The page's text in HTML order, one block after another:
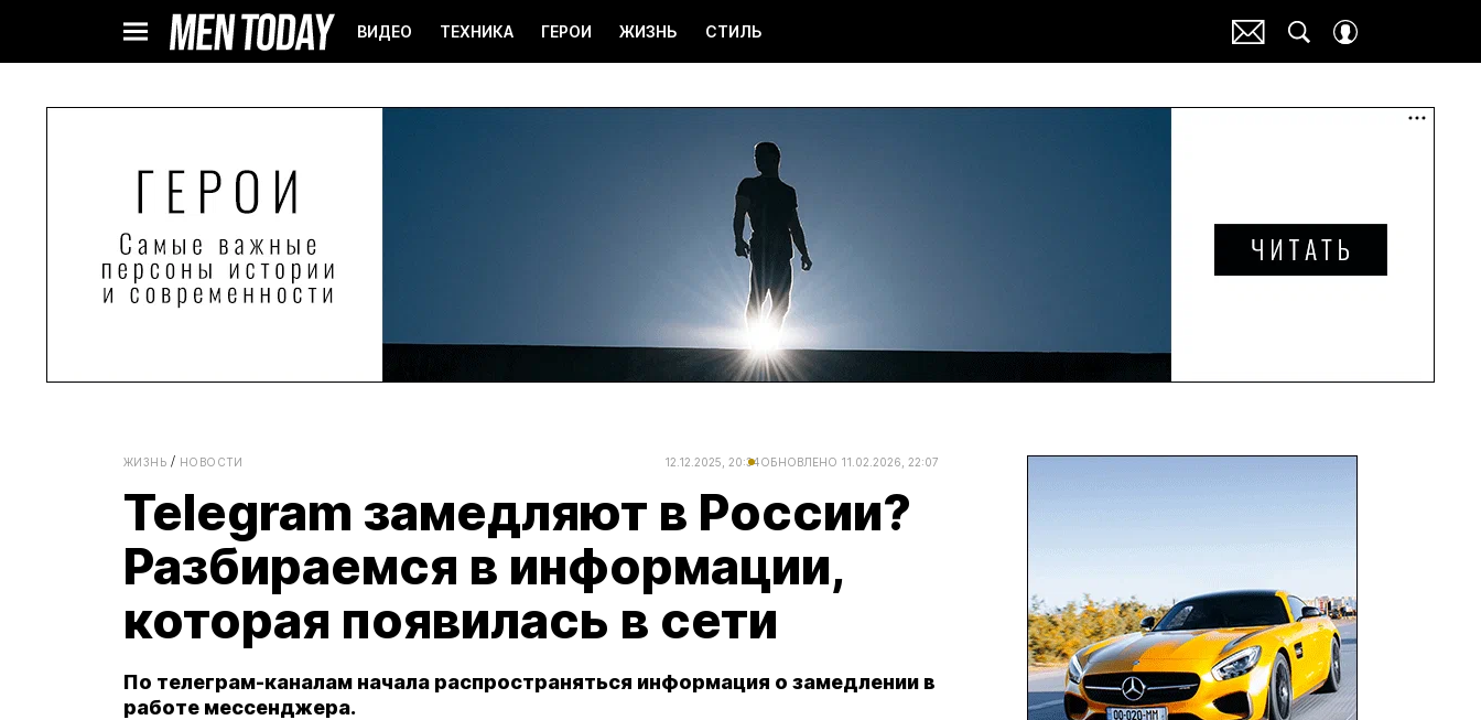
ВИДЕО ТЕХНИКА ГЕРОИ ЖИЗНЬ СТИЛЬ
ЖИЗНЬ НОВОСТИ 12.12.2025, 20:34ОБНОВЛЕНО 11.02.2026, 22:07
Telegram замедляют в России?
Разбираемся в информации,
которая появилась в сети
По телеграм-каналам начала распространяться информация о замедлении в
работе мессенджера.